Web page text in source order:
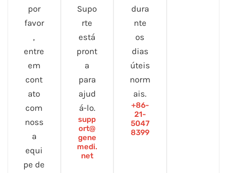
por
favor
,
entre
em
cont
ato
com
noss
a
equi
pe de
Supo
rte
está
pront
a
para
ajud
á-lo.
supp
ort@
gene
medi.
net
dura
nte
os
dias
úteis
norm
ais.
+86-
21-
5047
8399